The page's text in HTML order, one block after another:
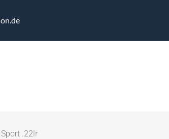
.22lr